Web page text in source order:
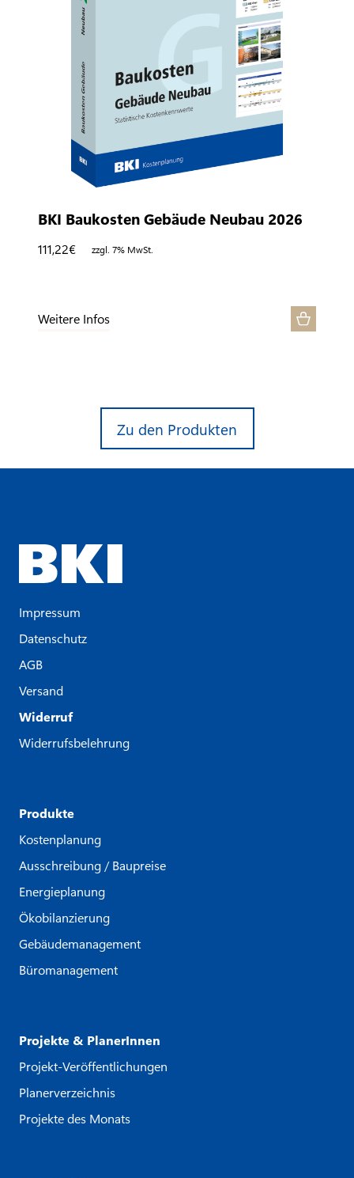
BKI Baukosten Gebäude Neubau 2026
111,22€ zzgl. 7% MwSt.
Weitere Infos
Zu den Produkten
Impressum
Datenschutz
AGB
Versand
Widerruf
Widerrufsbelehrung
Produkte
Kostenplanung
Ausschreibung / Baupreise
Energieplanung
Ökobilanzierung
Gebäudemanagement
Büromanagement
Projekte & PlanerInnen
Projekt-Veröffentlichungen
Planerverzeichnis
Projekte des Monats